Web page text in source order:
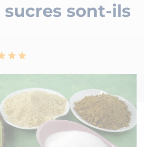
sucres sont-ils